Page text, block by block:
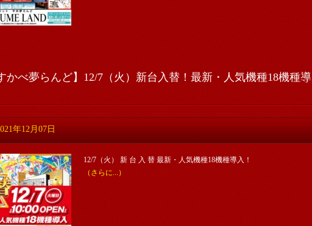
かべ夢らんど】12/7（火）新台入替！最新・人気機種18機種導
年12月07日
12/7（火） 新 台 入 替 最新・人気機種18機種導入！
（さらに...）